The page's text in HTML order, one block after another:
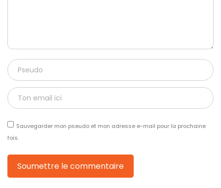
Sauvegarder mon pseudo et mon adresse e-mail pour la prochaine
fois.
Soumettre le commentaire